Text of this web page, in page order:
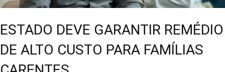
ESTADO DEVE GARANTIR REMÉDIO
DE ALTO CUSTO PARA FAMÍLIAS